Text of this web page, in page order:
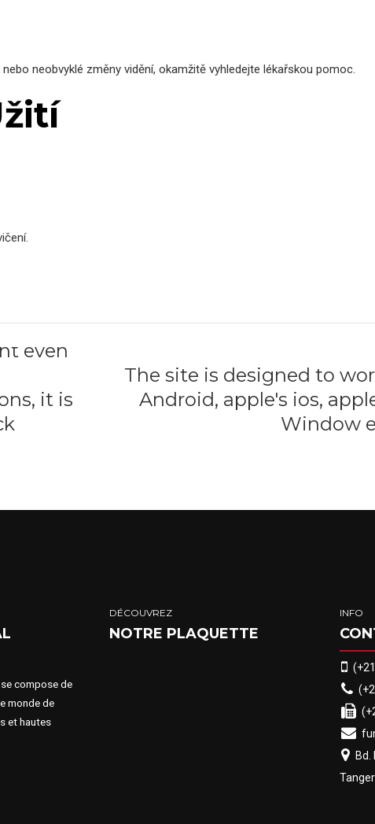
neobvyklé změny vidění, okamžitě vyhledejte lékařskou pomoc.
even
it is
The site is designed to
Android, apple's ios,
Window
compose de
monde de
et hautes
DÉCOUVREZ
NOTRE PLAQUETTE
INFO